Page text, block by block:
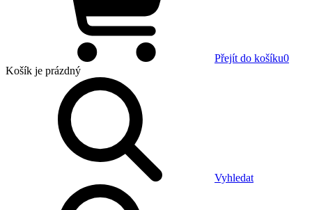
Přejít do košíku0
Košík je prázdný
Vyhledat